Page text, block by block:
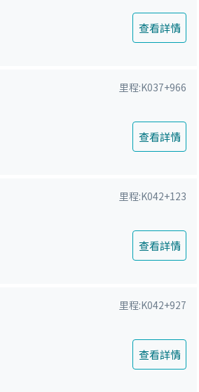
查看詳情
里程:K037+966
查看詳情
里程:K042+123
查看詳情
里程:K042+927
查看詳情